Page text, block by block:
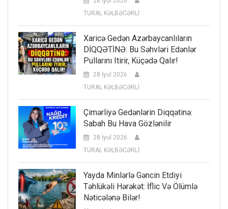
TURAL KƏLBƏCƏRLİ
Xaricə Gedən Azərbaycanlıların
DİQQƏTİNƏ: Bu Səhvləri Edənlər
Pullarını Itirir, Küçədə Qalır!
28 İyul 2026
TURAL KƏLBƏCƏRLİ
Çimərliyə Gedənlərin Diqqətinə:
Sabah Bu Hava Gözlənilir
28 İyul 2026
TURAL KƏLBƏCƏRLİ
Yayda Minlərlə Gəncin Etdiyi
Təhlükəli Hərəkət: İflic Və Ölümlə
Nəticələnə Bilər!